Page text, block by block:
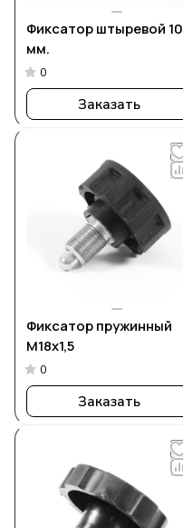
Фиксатор штыревой 10
мм.
0
Заказать
Фиксатор пружинный
М18х1,5
0
Заказать